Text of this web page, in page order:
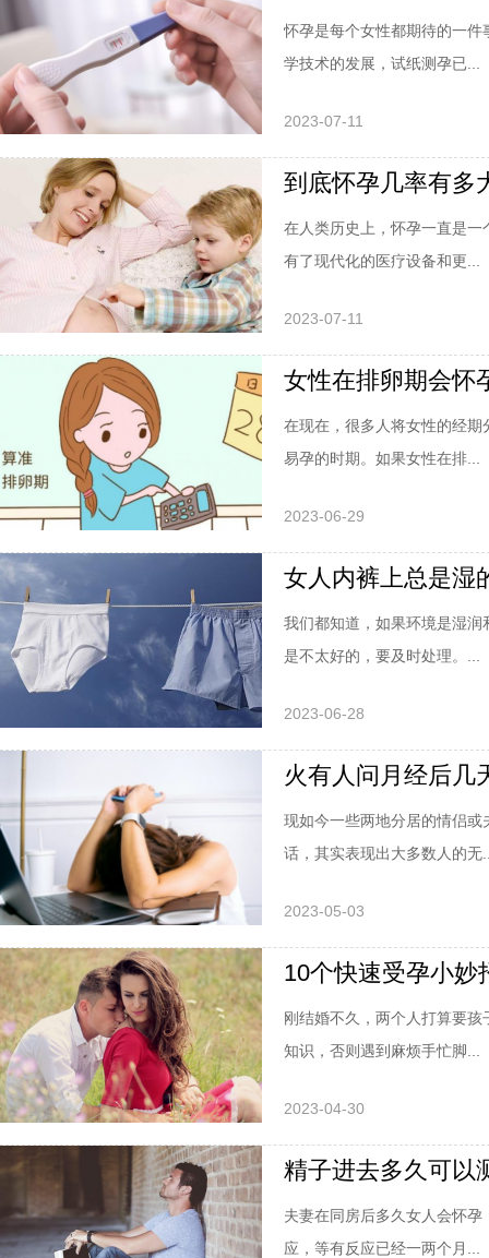
怀孕是每个女性都期待的一
学技术的发展，试纸测孕已...
2023-07-11
到底怀孕几率有多
在人类历史上，怀孕一直是
有了现代化的医疗设备和更...
2023-07-11
女性在排卵期会怀
在现在，很多人将女性的经
易孕的时期。如果女性在排...
2023-06-29
女人内裤上总是湿
我们都知道，如果环境是湿
是不太好的，要及时处理。...
2023-06-28
火有人问月经后几
现如今一些两地分居的情侣
话，其实表现出大多数人的无
2023-05-03
10个快速受孕小妙
刚结婚不久，两个人打算要
知识，否则遇到麻烦手忙脚...
2023-04-30
精子进去多久可以
夫妻在同房后多久女人会怀
应，等有反应已经一两个月...